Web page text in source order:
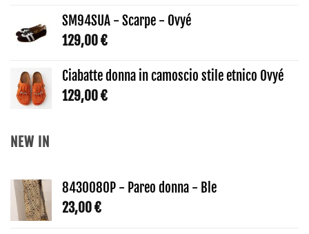
SM94SUA - Scarpe - Ovyé
129,00€
Ciabatte donna in camoscio stile etnico Ovyé
129,00€
NEW IN
8430080P - Pareo donna - Ble
23,00€